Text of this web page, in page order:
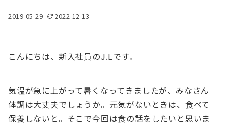
2019-05-29 2022-12-13
こんにちは、新入社員のJ.Lです。
気温が急に上がって暑くなってきましたが、みなさん
体調は大丈夫でしょうか。元気がないときは、食べて
保養しないと。そこで今回は食の話をしたいと思いま